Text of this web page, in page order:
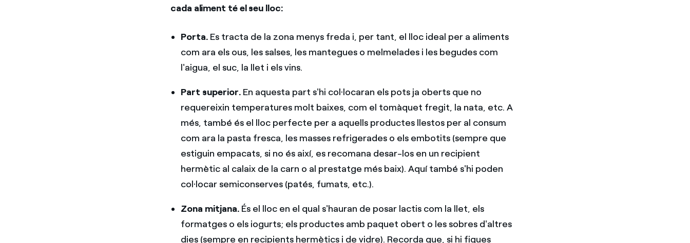
cada aliment té el seu lloc:
Porta. Es tracta de la zona menys freda i, per tant, el lloc ideal per a aliments
com ara els ous, les salses, les mantegues o melmelades i les begudes com
l'aigua, el suc, la llet i els vins.
Part superior. En aquesta part s'hi col·locaran els pots ja oberts que no
requereixin temperatures molt baixes, com el tomàquet fregit, la nata, etc. A
més, també és el lloc perfecte per a aquells productes llestos per al consum
com ara la pasta fresca, les masses refrigerades o els embotits (sempre que
estiguin empacats, si no és així, es recomana desar-los en un recipient
hermètic al calaix de la carn o al prestatge més baix). Aquí també s'hi poden
col·locar semiconserves (patés, fumats, etc.).
Zona mitjana. És el lloc en el qual s'hauran de posar lactis com la llet, els
formatges o els iogurts; els productes amb paquet obert o les sobres d'altres
dies (sempre en recipients hermètics i de vidre). Recorda que, si hi fiques